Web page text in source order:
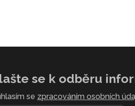
se k odběru
se zpracováním osobních